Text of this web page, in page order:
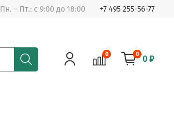
Пн. – Пт.: с 9:00 до 18:00 +7 495 255-56-77
0 0 0 ₽